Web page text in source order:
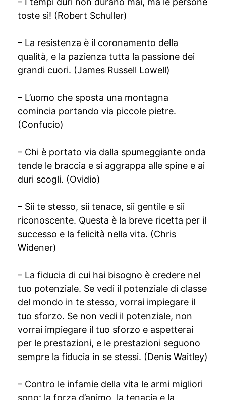
toste sì! (Robert Schuller)
– La resistenza è il coronamento della
qualità, e la pazienza tutta la passione dei
grandi cuori. (James Russell Lowell)
– L’uomo che sposta una montagna
comincia portando via piccole pietre.
(Confucio)
– Chi è portato via dalla spumeggiante onda
tende le braccia e si aggrappa alle spine e ai
duri scogli. (Ovidio)
– Sii te stesso, sii tenace, sii gentile e sii
riconoscente. Questa è la breve ricetta per il
successo e la felicità nella vita. (Chris
Widener)
– La fiducia di cui hai bisogno è credere nel
tuo potenziale. Se vedi il potenziale di classe
del mondo in te stesso, vorrai impiegare il
tuo sforzo. Se non vedi il potenziale, non
vorrai impiegare il tuo sforzo e aspetterai
per le prestazioni, e le prestazioni seguono
sempre la fiducia in se stessi. (Denis Waitley)
– Contro le infamie della vita le armi migliori
sono: la forza d’animo, la tenacia e la